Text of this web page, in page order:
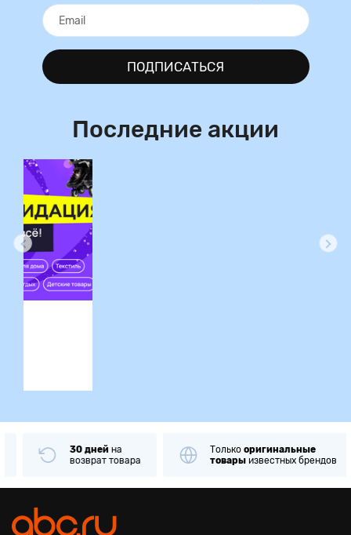
ПОДПИСАТЬСЯ
Последние акции
30 днейна
возврат товара
Толькооригинальные
товарыизвестных брендов